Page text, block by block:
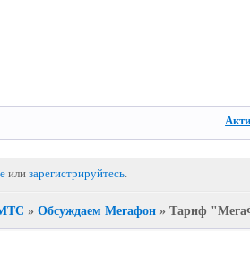
илизарегистрируйтесь.
»Обсуждаем Мегафон »Тариф